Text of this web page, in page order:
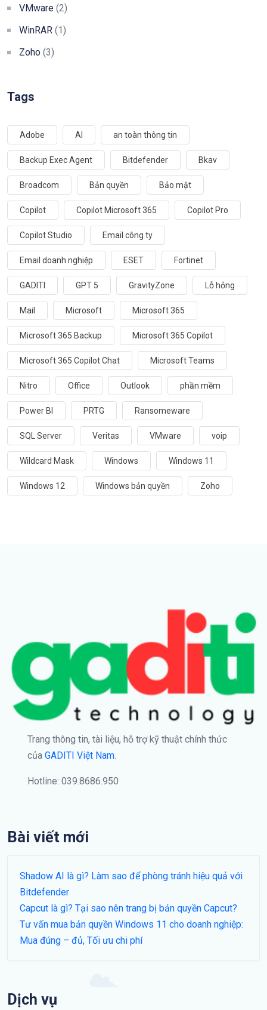
VMware (2)
WinRAR (1)
Zoho (3)
Tags
Adobe AI an toàn thông tin
Backup Exec Agent Bitdefender Bkav
Broadcom Bản quyền Bảo mật
Copilot Copilot Microsoft 365 Copilot Pro
Copilot Studio Email công ty
Email doanh nghiệp ESET Fortinet
GADITI GPT 5 GravityZone Lỗ hỏng
Mail Microsoft Microsoft 365
Microsoft 365 Backup Microsoft 365 Copilot
Microsoft 365 Copilot Chat Microsoft Teams
Nitro Office Outlook phần mềm
Power BI PRTG Ransomeware
SQL Server Veritas VMware voip
Wildcard Mask Windows Windows 11
Windows 12 Windows bản quyền Zoho
Trang thông tin, tài liệu, hỗ trợ kỹ thuật chính thức
của GADITI Việt Nam.
Hotline: 039.8686.950
Bài viết mới
Shadow AI là gì? Làm sao để phòng tránh hiệu quả với
Bitdefender
Capcut là gì? Tại sao nên trang bị bản quyền Capcut?
Tư vấn mua bản quyền Windows 11 cho doanh nghiệp:
Mua đúng – đủ, Tối ưu chi phí
Dịch vụ